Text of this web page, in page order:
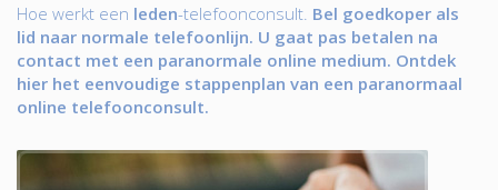
Hoe werkt een leden-telefoonconsult. Bel goedkoper als
lid naar normale telefoonlijn. U gaat pas betalen na
contact met een paranormale online medium. Ontdek
hier het eenvoudige stappenplan van een paranormaal
online telefoonconsult.